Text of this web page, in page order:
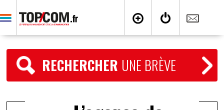
RECHERCHER UNE BRÈVE